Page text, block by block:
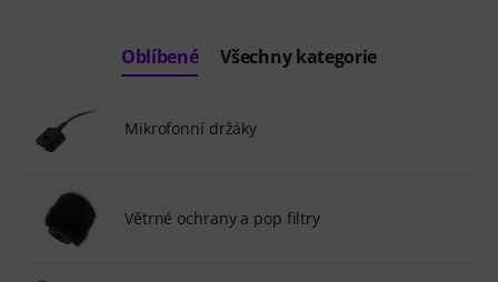
Oblíbené Všechny kategorie
Mikrofonní držáky
Větrné ochrany a pop filtry